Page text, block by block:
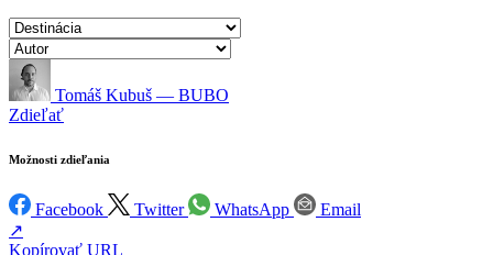
Tomáš Kubuš — BUBO
Zdieľať
Možnosti zdieľania
Facebook Twitter WhatsApp
Email
↗
Kopírovať URL